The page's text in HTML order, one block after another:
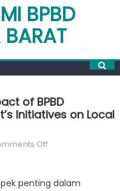
BPBD
of BPBD
Initiatives on Local
Offon
The
penting dalam